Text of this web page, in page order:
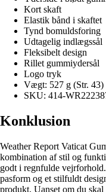
Kort skaft
Elastik bånd i skaftet
Tynd bomuldsforing
Udtagelig indlægssål
Fleksibelt design
Rillet gummiydersål
Logo tryk
Vægt: 527 g (Str. 43)
SKU: 414-
Konklusion
Weather Report Vaticat
kombination af stil og
godt i regnfulde
pasform og et stilfuldt
produkt. Uanset om du